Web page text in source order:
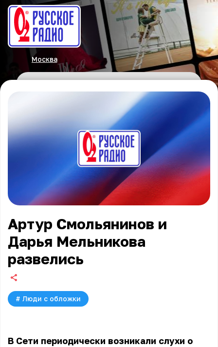
Москва
Артур Смольянинов и
Дарья Мельникова
развелись
# Люди с обложки
В Сети периодически возникали слухи о